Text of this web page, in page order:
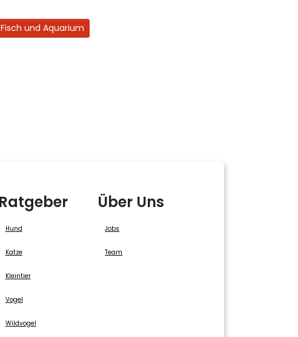
und Aquarium
Ratgeber
Hund
Katze
Kleintier
Vogel
Wildvogel
Über Uns
Jobs
Team